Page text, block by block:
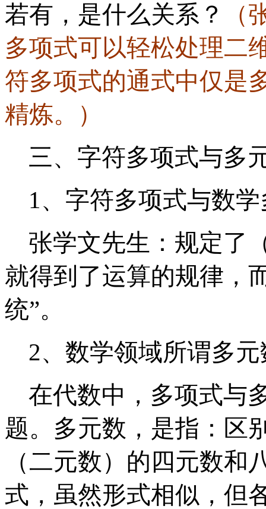
若有，是什么关系？
多项式可以轻松处理二
符多项式的通式中仅是
精炼。）
三、字符多项式与多
1、字符多项式与数
张学文先生： 规定了
就得到了运算的规律，
统”。
2、数学领域所谓多
在代数中，多项式与
题。 多元数，是指：区
（二元数）的四元数
式，虽然形式相似，但